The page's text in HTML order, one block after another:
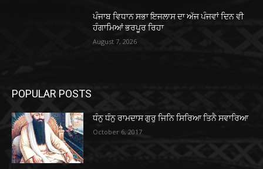
ਪੰਜਾਬ ਵਿਧਾਨ ਸਭਾ ਇਜਲਾਸ ਦਾ ਅੱਜ ਪੰਜਵਾਂ ਦਿਨ ਵੀ
ਹੰਗਾਮਿਆਂ ਭਰਪੂਰ ਰਿਹਾ
August 7, 2026
POPULAR POSTS
ਧੰਨੁ ਧੰਨੁ ਰਾਮਦਾਸ ਗੁਰੁ ਜਿਨਿ ਸਿਰਿਆ ਤਿਨੈ ਸਵਾਰਿਆ
October 6, 2017